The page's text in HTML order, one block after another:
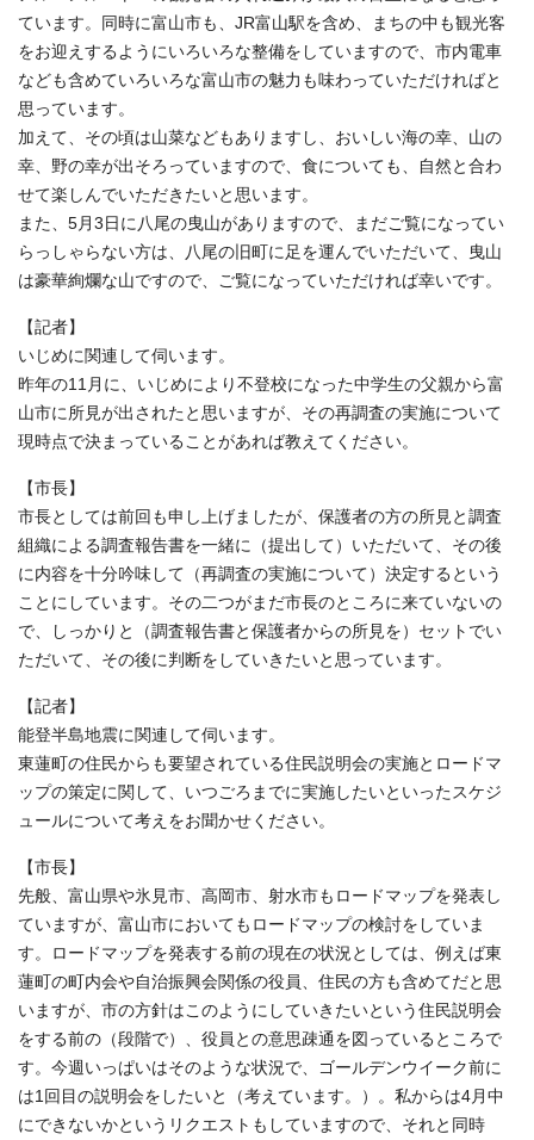
ています。同時に富山市も、JR富山駅を含め、まちの中も観光客
をお迎えするようにいろいろな整備をしていますので、市内電車
なども含めていろいろな富山市の魅力も味わっていただければと
思っています。
加えて、その頃は山菜などもありますし、おいしい海の幸、山の
幸、野の幸が出そろっていますので、食についても、自然と合わ
せて楽しんでいただきたいと思います。
また、5月3日に八尾の曳山がありますので、まだご覧になってい
らっしゃらない方は、八尾の旧町に足を運んでいただいて、曳山
は豪華絢爛な山ですので、ご覧になっていただければ幸いです。
【記者】
いじめに関連して伺います。
昨年の11月に、いじめにより不登校になった中学生の父親から富
山市に所見が出されたと思いますが、その再調査の実施について
現時点で決まっていることがあれば教えてください。
【市長】
市長としては前回も申し上げましたが、保護者の方の所見と調査
組織による調査報告書を一緒に（提出して）いただいて、その後
に内容を十分吟味して（再調査の実施について）決定するという
ことにしています。その二つがまだ市長のところに来ていないの
で、しっかりと（調査報告書と保護者からの所見を）セットでい
ただいて、その後に判断をしていきたいと思っています。
【記者】
能登半島地震に関連して伺います。
東蓮町の住民からも要望されている住民説明会の実施とロードマ
ップの策定に関して、いつごろまでに実施したいといったスケジ
ュールについて考えをお聞かせください。
【市長】
先般、富山県や氷見市、高岡市、射水市もロードマップを発表し
ていますが、富山市においてもロードマップの検討をしていま
す。ロードマップを発表する前の現在の状況としては、例えば東
蓮町の町内会や自治振興会関係の役員、住民の方も含めてだと思
いますが、市の方針はこのようにしていきたいという住民説明会
をする前の（段階で）、役員との意思疎通を図っているところで
す。今週いっぱいはそのような状況で、ゴールデンウイーク前に
は1回目の説明会をしたいと（考えています。）。私からは4月中
にできないかというリクエストもしていますので、それと同時